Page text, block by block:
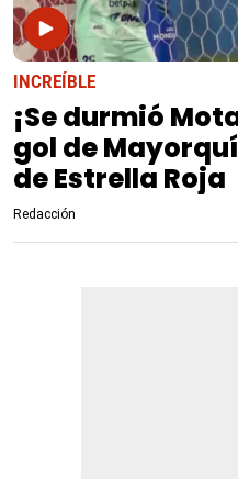
INCREÍBLE
¡Se durmió
gol de
de Estrella Roja
Redacción